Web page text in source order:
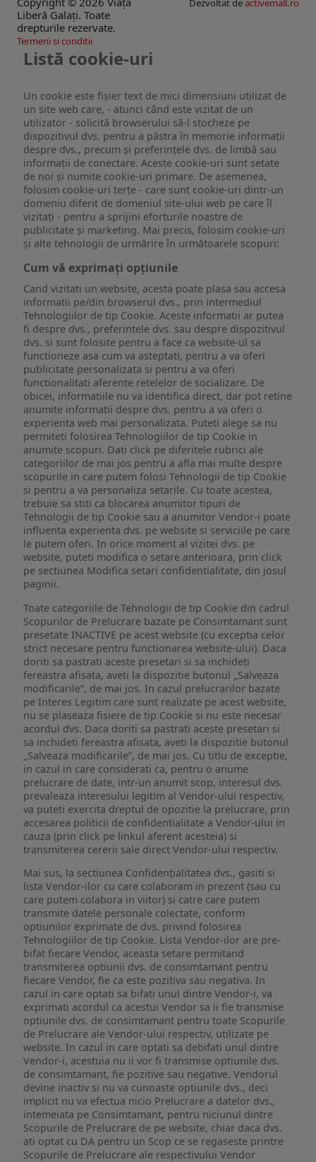
Liberă Galaţi. Toate
drepturile rezervate.
Dezvoltat deactivemall.ro
Termeni si conditii
Listă cookie-uri
Un cookie este fişier text de mici dimensiuni utilizat de
un site web care, - atunci când este vizitat de un
utilizator - solicită browserului să-l stocheze pe
dispozitivul dvs. pentru a păstra în memorie informații
despre dvs., precum și preferințele dvs. de limbă sau
informații de conectare. Aceste cookie-uri sunt setate
de noi și numite cookie-uri primare. De asemenea,
folosim cookie-uri terțe - care sunt cookie-uri dintr-un
domeniu diferit de domeniul site-ului web pe care îl
vizitați - pentru a sprijini eforturile noastre de
publicitate și marketing. Mai precis, folosim cookie-uri
și alte tehnologii de urmărire în următoarele scopuri:
Cum vă exprimați opțiunile
Cand vizitati un website, acesta poate plasa sau accesa
informatii pe/din browserul dvs., prin intermediul
Tehnologiilor de tip Cookie. Aceste informatii ar putea
fi despre dvs., preferintele dvs. sau despre dispozitivul
dvs. si sunt folosite pentru a face ca website-ul sa
functioneze asa cum va asteptati, pentru a va oferi
publicitate personalizata si pentru a va oferi
functionalitati aferente retelelor de socializare. De
obicei, informatiile nu va identifica direct, dar pot retine
anumite informatii despre dvs. pentru a va oferi o
experienta web mai personalizata. Puteti alege sa nu
permiteti folosirea Tehnologiilor de tip Cookie in
anumite scopuri. Dati click pe diferitele rubrici ale
categoriilor de mai jos pentru a afla mai multe despre
scopurile in care putem folosi Tehnologii de tip Cookie
si pentru a va personaliza setarile. Cu toate acestea,
trebuie sa stiti ca blocarea anumitor tipuri de
Tehnologii de tip Cookie sau a anumitor Vendor-i poate
influenta experienta dvs. pe website si serviciile pe care
le putem oferi. In orice moment al vizitei dvs. pe
website, puteti modifica o setare anterioara, prin click
pe sectiunea Modifica setari confidentialitate, din josul
paginii.
Toate categoriile de Tehnologii de tip Cookie din cadrul
Scopurilor de Prelucrare bazate pe Consimtamant sunt
presetate INACTIVE pe acest website (cu exceptia celor
strict necesare pentru functionarea website-ului). Daca
doriti sa pastrati aceste presetari si sa inchideti
fereastra afisata, aveti la dispozitie butonul „Salveaza
modificarile”, de mai jos. In cazul prelucrarilor bazate
pe Interes Legitim care sunt realizate pe acest website,
nu se plaseaza fisiere de tip Cookie si nu este necesar
acordul dvs. Daca doriti sa pastrati aceste presetari si
sa inchideti fereastra afisata, aveti la dispozitie butonul
„Salveaza modificarile”, de mai jos. Cu titlu de exceptie,
in cazul in care considerati ca, pentru o anume
prelucrare de date, intr-un anumit scop, interesul dvs.
prevaleaza interesului legitim al Vendor-ului respectiv,
va puteti exercita dreptul de opozitie la prelucrare, prin
accesarea politicii de confidentialitate a Vendor-ului in
cauza (prin click pe linkul aferent acesteia) si
transmiterea cererii sale direct Vendor-ului respectiv.
Mai sus, la sectiunea Confidențialitatea dvs., gasiti si
lista Vendor-ilor cu care colaboram in prezent (sau cu
care putem colabora in viitor) si catre care putem
transmite datele personale colectate, conform
optiunilor exprimate de dvs. privind folosirea
Tehnologiilor de tip Cookie. Lista Vendor-ilor are pre-
bifat fiecare Vendor, aceasta setare permitand
transmiterea optiunii dvs. de consimtamant pentru
fiecare Vendor, fie ca este pozitiva sau negativa. In
cazul in care optati sa bifati unul dintre Vendor-i, va
exprimati acordul ca acestui Vendor sa ii fie transmise
optiunile dvs. de consimtamant pentru toate Scopurile
de Prelucrare ale Vendor-ului respectiv, utilizate pe
website. In cazul in care optati sa debifati unul dintre
Vendor-i, acestuia nu ii vor fi transmise optiunile dvs.
de consimtamant, fie pozitive sau negative. Vendorul
devine inactiv si nu va cunoaste optiunile dvs., deci
implicit nu va efectua nicio Prelucrare a datelor dvs.,
intemeiata pe Consimtamant, pentru niciunul dintre
Scopurile de Prelucrare de pe website, chiar daca dvs.
ati optat cu DA pentru un Scop ce se regaseste printre
Scopurile de Prelucrare ale respectivului Vendor